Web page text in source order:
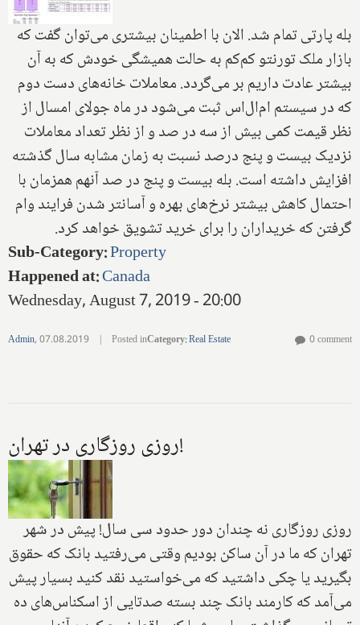
بله پارتى تمام شد. الان با اطمينان بيشترى مى‌توان گفت كه
بازار ملک تورنتو كم‌كم به حالت هميشگى خودش ‌كه به آن
بيشتر عادت داريم بر مى‌گردد. معاملات خانه‌هاى دست دوم
كه ‌در سيستم ام‌ال‌اس ثبت مى‌شود در ماه جولاى امسال از
نظر قيمت كمى بيش از سه در صد و از نظر تعداد معاملات
نزديک بيست و پنج در‌صد نسبت به زمان مشابه سال گذشته
افزايش داشته است. بله بيست و پنج در صد آنهم همزمان با
احتمال كاهش بيشتر نرخ‌هاى بهره و آسانتر شدن فرايند وام
گرفتن كه خريداران را براى خريد تشويق خواهد كرد.
Sub-Category:Property
Happened at:Canada
Wednesday, August 7, 2019 - 20:00
Admin,07.08.2019 | Posted inCategory:Real Estate 0 comment
روزى روزگارى در تهران!
روزى روزگارى نه چندان دور حدود سى سال! پيش در شهر
تهران كه ما در آن ساكن بوديم وقتى مى‌رفتيد بانک كه حقوق
بگيريد يا چكى داشتيد كه مى‌خواستيد نقد كنيد بسيار پيش
مى‌آمد كه كارمند بانک چند بسته صدتايى از اسكناس‌هاى ده